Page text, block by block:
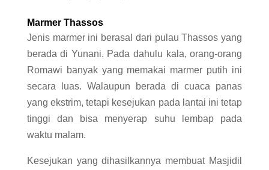
Marmer Thassos
Jenis marmer ini berasal dari pulau Thassos yang
berada di Yunani. Pada dahulu kala, orang-orang
Romawi banyak yang memakai marmer putih ini
secara luas. Walaupun berada di cuaca panas
yang ekstrim, tetapi kesejukan pada lantai ini tetap
tinggi dan bisa menyerap suhu lembap pada
waktu malam.
Kesejukan yang dihasilkannya membuat Masjidil